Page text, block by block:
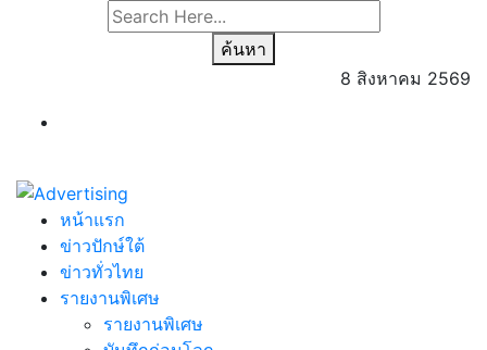
ค้นหา
8 สิงหาคม 2569
หน้าแรก
ข่าวปักษ์ใต้
ข่าวทั่วไทย
รายงานพิเศษ
รายงานพิเศษ